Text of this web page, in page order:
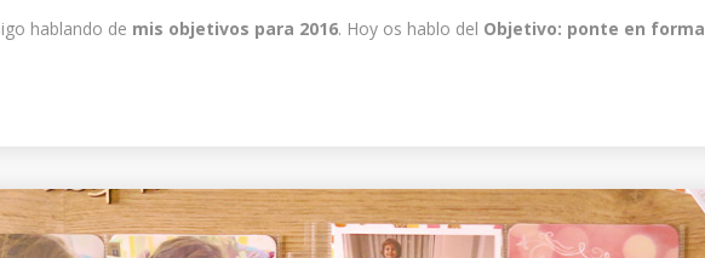
hablando de mis objetivos para 2016. Hoy os hablo del Objetivo: ponte en forma